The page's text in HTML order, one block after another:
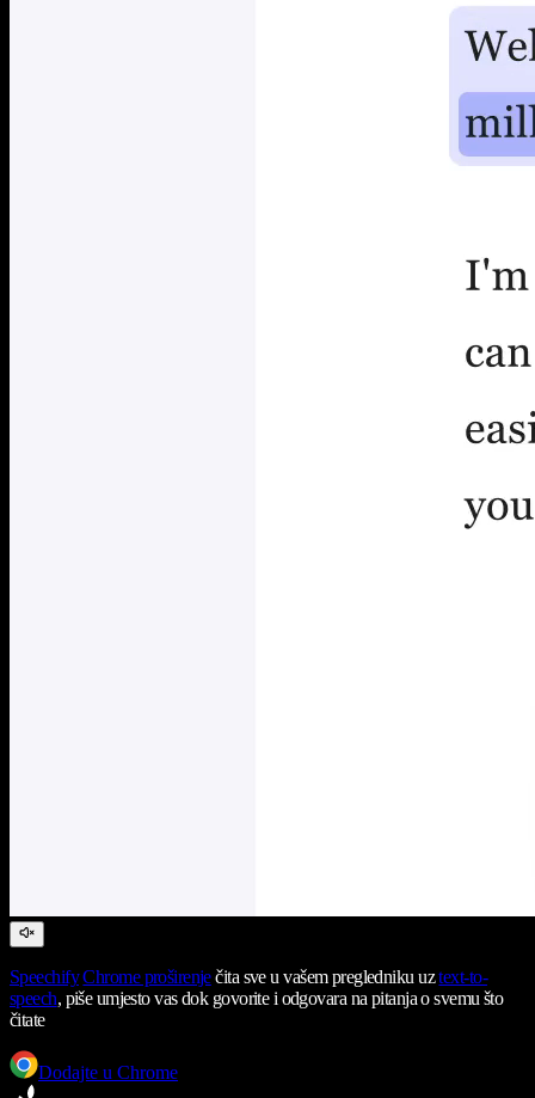
Speechify Chrome proširenječita sve u vašem pregledniku uztext-to-
speech, piše umjesto vas dok govorite i odgovara na pitanja o svemu što
čitate
Dodajte u Chrome